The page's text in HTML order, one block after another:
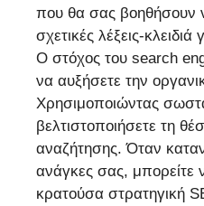
που θα σας βοηθήσουν
σχετικές λέξεις-
Ο στόχος του search
να αυξήσετε την
Χρησιμοποιώντας σωστά
βελτιστοποιήσετε τη
αναζήτησης. Όταν
ανάγκες σας, μπορείτε
κρατούσα στρατηγική